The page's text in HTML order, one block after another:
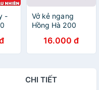
-
Vở kẻ ngang
Hồng Hà 200
- Sao Mai Best
memories 1688
82-84 ISO (Giao
16.000 đ
CHI TIẾT